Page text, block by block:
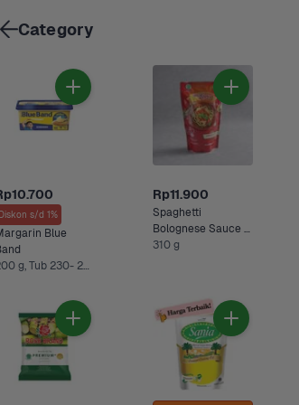
s/d 1%
Blue
200 g, Tub 230- 250 gram +1 Lainnya
Rp11.900
Spaghetti
Bolognese Sauce
Mc Lewis
310 g
Category